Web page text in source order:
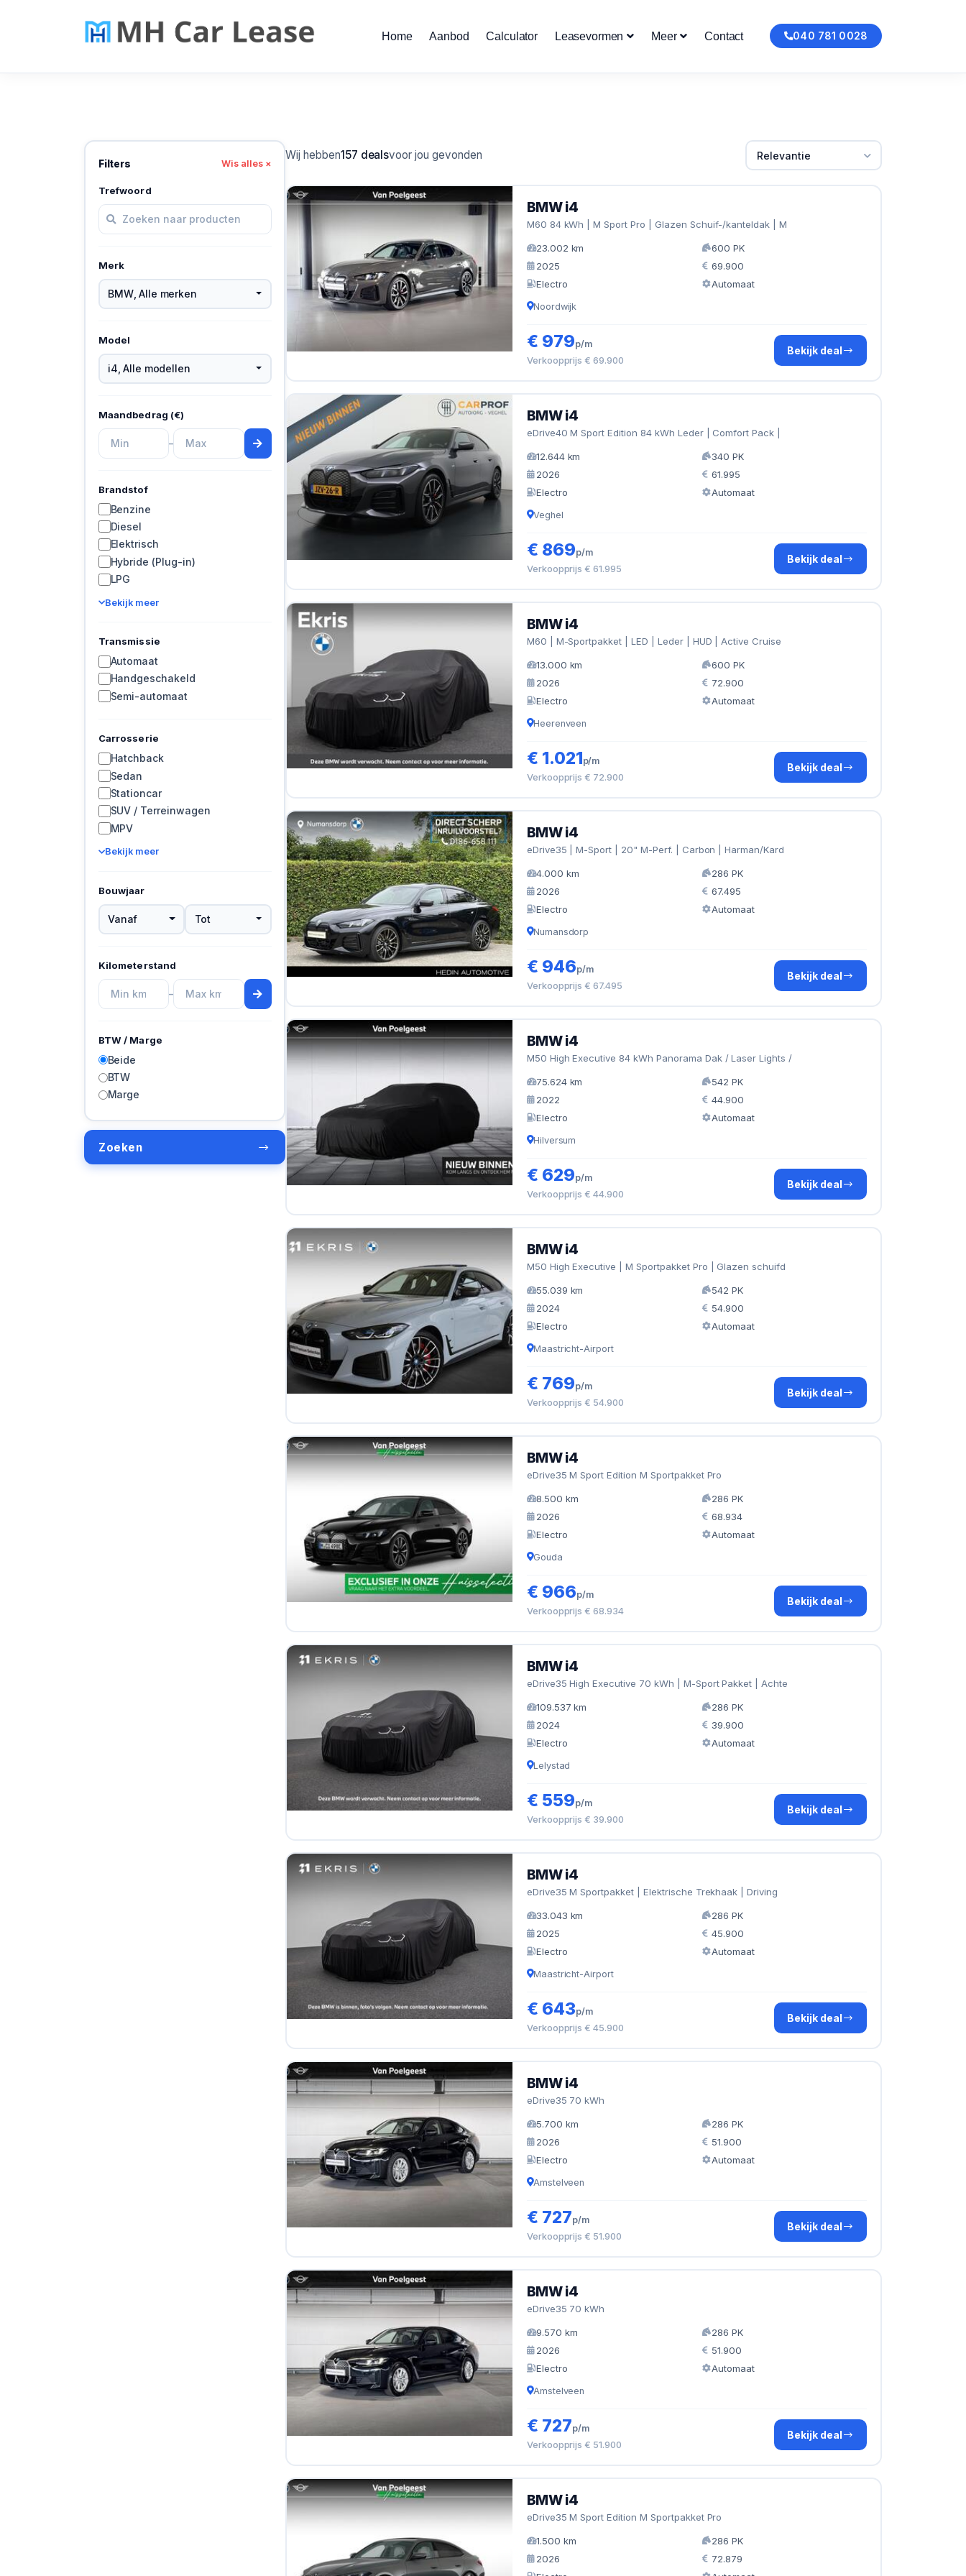
040 781 0028
Home Aanbod Calculator Leasevormen Meer Contact
Filters Wis alles ×
Trefwoord
Merk
BMW,Alle merken
Model
i4 ,Alle modellen
Maandbedrag (€)
–
Brandstof
Benzine
Diesel
Elektrisch
Hybride (Plug-in)
LPG
Bekijk meer
Transmissie
Automaat
Handgeschakeld
Semi-automaat
Carrosserie
Hatchback
Sedan
Stationcar
SUV / Terreinwagen
MPV
Bekijk meer
Bouwjaar
Vanaf Tot
Kilometerstand
–
BTW / Marge
Beide
BTW
Marge
Zoeken
Wij hebben157 dealsvoor jou gevonden Relevantie
BMW i4
M60 84 kWh | M Sport Pro | Glazen Schuif-/kanteldak | M
23.002 km
600 PK
2025
69.900
Electro
Automaat
Noordwijk
€ 979p/m
Verkoopprijs € 69.900
Bekijk deal
BMW i4
eDrive40 M Sport Edition 84 kWh Leder | Comfort Pack |
12.644 km
340 PK
2026
61.995
Electro
Automaat
Veghel
€ 869p/m
Verkoopprijs € 61.995
Bekijk deal
BMW i4
M60 | M-Sportpakket | LED | Leder | HUD | Active Cruise
13.000 km
600 PK
2026
72.900
Electro
Automaat
Heerenveen
€ 1.021p/m
Verkoopprijs € 72.900
Bekijk deal
BMW i4
eDrive35 | M-Sport | 20" M-Perf. | Carbon | Harman/Kard
4.000 km
286 PK
2026
67.495
Electro
Automaat
Numansdorp
€ 946p/m
Verkoopprijs € 67.495
Bekijk deal
BMW i4
M50 High Executive 84 kWh Panorama Dak / Laser Lights /
75.624 km
542 PK
2022
44.900
Electro
Automaat
Hilversum
€ 629p/m
Verkoopprijs € 44.900
Bekijk deal
BMW i4
M50 High Executive | M Sportpakket Pro | Glazen schuifd
55.039 km
542 PK
2024
54.900
Electro
Automaat
Maastricht-Airport
€ 769p/m
Verkoopprijs € 54.900
Bekijk deal
BMW i4
eDrive35 M Sport Edition M Sportpakket Pro
8.500 km
286 PK
2026
68.934
Electro
Automaat
Gouda
€ 966p/m
Verkoopprijs € 68.934
Bekijk deal
BMW i4
eDrive35 High Executive 70 kWh | M-Sport Pakket | Achte
109.537 km
286 PK
2024
39.900
Electro
Automaat
Lelystad
€ 559p/m
Verkoopprijs € 39.900
Bekijk deal
BMW i4
eDrive35 M Sportpakket | Elektrische Trekhaak | Driving
33.043 km
286 PK
2025
45.900
Electro
Automaat
Maastricht-Airport
€ 643p/m
Verkoopprijs € 45.900
Bekijk deal
BMW i4
eDrive35 70 kWh
5.700 km
286 PK
2026
51.900
Electro
Automaat
Amstelveen
€ 727p/m
Verkoopprijs € 51.900
Bekijk deal
BMW i4
eDrive35 70 kWh
9.570 km
286 PK
2026
51.900
Electro
Automaat
Amstelveen
€ 727p/m
Verkoopprijs € 51.900
Bekijk deal
BMW i4
eDrive35 M Sport Edition M Sportpakket Pro
1.500 km
286 PK
2026
72.879